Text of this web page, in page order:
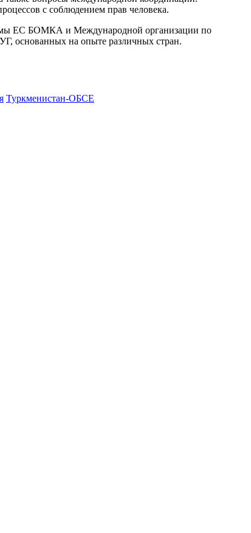
с соблюдением прав человека.
ЕС БОМКА и Международной организации по
основанных на опыте различных стран.
Туркменистан-ОБСЕ